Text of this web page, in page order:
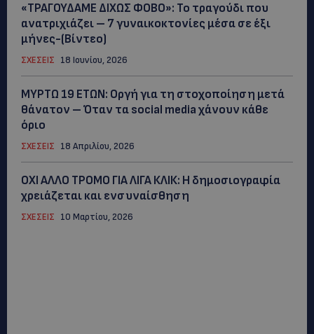
«ΤΡΑΓΟΥΔΑΜΕ ΔΙΧΩΣ ΦΟΒΟ»: Το τραγούδι που
ανατριχιάζει – 7 γυναικοκτονίες μέσα σε έξι
μήνες-(Βίντεο)
ΣΧΕΣΕΙΣ 18 Ιουνίου, 2026
ΜYΡΤΩ 19 ΕΤΩΝ: Οργή για τη στοχοποίηση μετά
θάνατον – Όταν τα social media χάνουν κάθε
όριο
ΣΧΕΣΕΙΣ 18 Απριλίου, 2026
ΟΧΙ ΑΛΛΟ ΤΡΟΜΟ ΓΙΑ ΛΙΓΑ ΚΛΙΚ: Η δημοσιογραφία
χρειάζεται και ενσυναίσθηση
ΣΧΕΣΕΙΣ 10 Μαρτίου, 2026